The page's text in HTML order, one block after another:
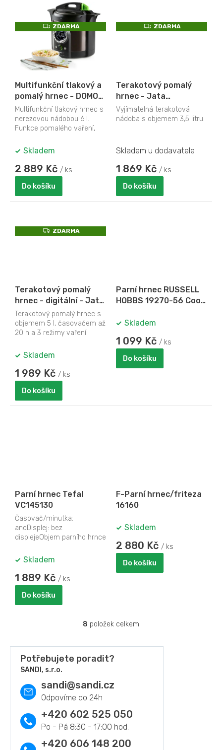
Z
D
A
R
M
A
ZDARMA
Multifunkční tlakový a
pomalý hrnec - DOMO
DO42708PP, Objem: 6 l,
Počet programů: 18,
Příkon: 1005 W
Multifunkční tlakový hrnec s
nerezovou nádobou 6 l.
Funkce pomalého vaření,
restování. 18...
Skladem
2 889 Kč / ks
Do košíku
Z
D
ZDARMA
Terakotový pomalý
hrnec - Jata
JEOL2135, 3,5 litru
Vyjímatelná terakotová
nádoba s objemem 3,5 litru.
Skladem u dodavatele
1 869 Kč / ks
Do košíku
Z
D
ZDARMA
Terakotový pomalý
hrnec - digitální - Jata
JT-JEOL2145, 5 litrů,
časovač 20 h, 3 režimy
vaření, LCD displej
Terakotový pomalý hrnec s
objemem 5 l, časovačem až
20 h a 3 režimy vaření
minimem práce....
Skladem
1 989 Kč / ks
Do košíku
Parní hrnec RUSSELL
HOBBS 19270-56 Cook
Skladem
1 099 Kč / ks
Do košíku
Parní hrnec Tefal
VC145130
Časovač/minutka:
anoDisplej: bez
displejeObjem parního hrnce
2Příkon (W): 900Vaření
Skladem
1 889 Kč / ks
Do košíku
F-Parní hrnec/friteza
16160
Skladem
2 880 Kč / ks
Do košíku
O
l
á
c
r
v
k
y
8 položek celkem
Potřebujete poradit?
SANDI, s.r.o.
sandi@sandi.cz
+420 602 525 050
+420 606 148 200